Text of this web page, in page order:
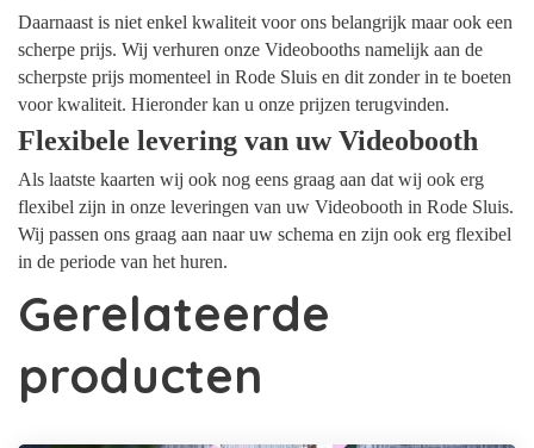
Daarnaast is niet enkel kwaliteit voor ons belangrijk maar ook een
scherpe prijs. Wij verhuren onze Videobooths namelijk aan de
scherpste prijs momenteel in Rode Sluis en dit zonder in te boeten
voor kwaliteit. Hieronder kan u onze prijzen terugvinden.
Flexibele levering van uw Videobooth
Als laatste kaarten wij ook nog eens graag aan dat wij ook erg
flexibel zijn in onze leveringen van uw Videobooth in Rode Sluis.
Wij passen ons graag aan naar uw schema en zijn ook erg flexibel
in de periode van het huren.
Gerelateerde
producten